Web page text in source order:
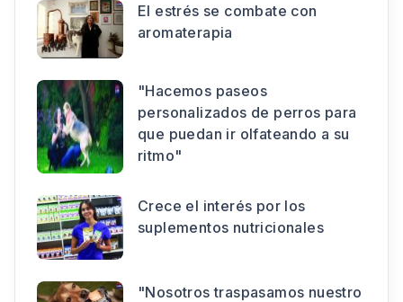
El estrés se combate con
aromaterapia
"Hacemos paseos
personalizados de perros para
que puedan ir olfateando a su
ritmo"
Crece el interés por los
suplementos nutricionales
"Nosotros traspasamos nuestro